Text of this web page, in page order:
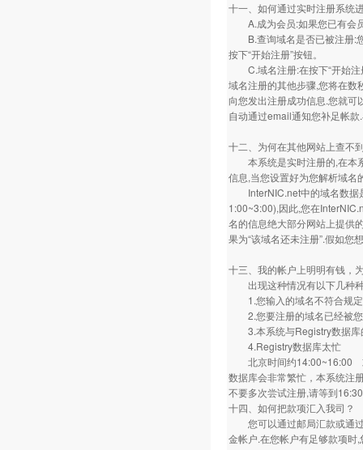
十一、如何通过实时注册系统
A.成为会员:如果您已有会
B.查询域名是否已被注册:您
按下“开始注册”按钮。
C.域名注册:在按下“开始注
域名注册的其他步骤,您将在数
向您发出注册成功信息.您就
自动通过email通知您补足帐
十二、为何在其他网站上查不
本系统是实时注册的,在本系
信息,当您设置好为您解析域名
InterNIC.net中的域名数据
1:00~3:00),因此,您在
名的信息绝大部分网站上提供
果为“该域名还未注册”.假如您
十三、我的帐户上明明有钱，
出现这种情况有以下几种
1.您输入的域名不符合规定
2.您要注册的域名已经被您
3.本系统与Registry数据库
4.Registry数据库太忙
北京时间约14:00~16:00 或
数据库会非常繁忙，本系统注
不要多次尝试注册,请等到
十四、如何把款项汇入我司？
您可以通过邮局汇款或通过
金帐户.在您帐户有足够款项时